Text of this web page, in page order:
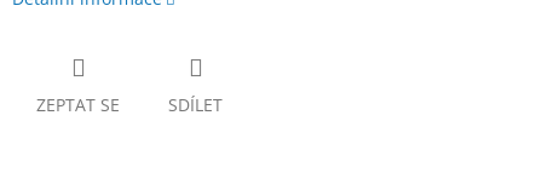
ZEPTAT SE SDÍLET